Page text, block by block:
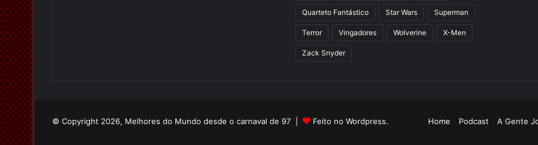
Quarteto Fantástico Star Wars Superman
Terror Vingadores Wolverine X-Men
Zack Snyder
© Copyright 2026, Melhores do Mundo desde o carnaval de 97 | Feito no Wordpress. Home Podcast A Gente